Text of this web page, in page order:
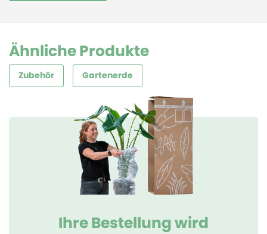
Ähnliche Produkte
Zubehör Gartenerde
Ihre Bestellung wird